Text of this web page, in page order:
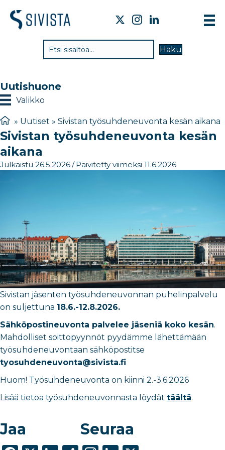
Haku
Uutishuone
Valikko
» Uutiset » Sivistan työsuhdeneuvonta kesän aikana
Sivistan työsuhdeneuvonta kesän
aikana
Julkaistu 26.5.2026/ Päivitetty viimeksi 11.6.2026
Sivistan jäsenten työsuhdeneuvonnan puhelinpalvelu
on suljettuna 18.6.-12.8.2026.
Sähköpostineuvonta palvelee jäseniä koko kesän.
Mahdolliset soittopyynnöt pyydämme lähettämään
työsuhdeneuvontaan sähköpostitse
tyosuhdeneuvonta@sivista.fi
Huom! Työsuhdeneuvonta on kiinni 2.-3.6.2026
Lisää tietoa työsuhdeneuvonnasta löydät täältä.
Jaa Seuraa